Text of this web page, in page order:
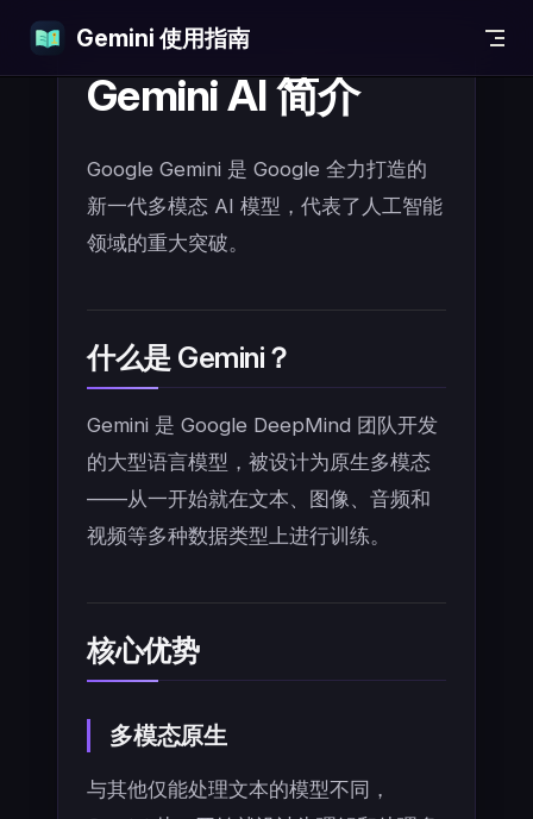
Skip to content
Gemini 使用指南
Gemini AI 简介
Google Gemini 是 Google 全力打造的
新一代多模态 AI 模型，代表了人工智能
领域的重大突破。
什么是 Gemini？
Gemini 是 Google DeepMind 团队开发
的大型语言模型，被设计为原生多模态
——从一开始就在文本、图像、音频和
视频等多种数据类型上进行训练。
核心优势
多模态原生
与其他仅能处理文本的模型不同，